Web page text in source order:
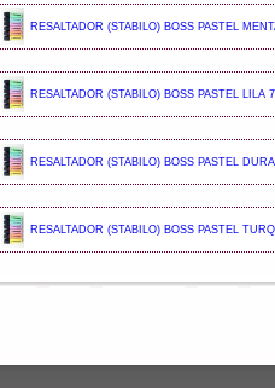
RESALTADOR (STABILO) BOSS PASTEL
RESALTADOR (STABILO) BOSS PASTEL LILA
RESALTADOR (STABILO) BOSS PASTEL
RESALTADOR (STABILO) BOSS PASTEL